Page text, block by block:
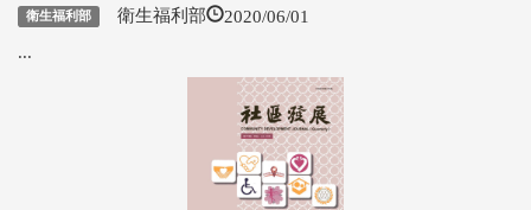
衛生福利部 衛生福利部 2020/06/01
...